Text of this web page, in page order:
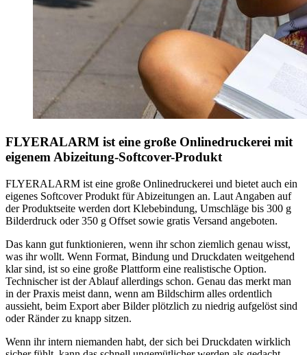
FLYERALARM ist eine große Onlinedruckerei mit
eigenem Abizeitung-Softcover-Produkt
FLYERALARM ist eine große Onlinedruckerei und bietet auch ein
eigenes Softcover Produkt für Abizeitungen an. Laut Angaben auf
der Produktseite werden dort Klebebindung, Umschläge bis 300 g
Bilderdruck oder 350 g Offset sowie gratis Versand angeboten.
Das kann gut funktionieren, wenn ihr schon ziemlich genau wisst,
was ihr wollt. Wenn Format, Bindung und Druckdaten weitgehend
klar sind, ist so eine große Plattform eine realistische Option.
Technischer ist der Ablauf allerdings schon. Genau das merkt man
in der Praxis meist dann, wenn am Bildschirm alles ordentlich
aussieht, beim Export aber Bilder plötzlich zu niedrig aufgelöst sind
oder Ränder zu knapp sitzen.
Wenn ihr intern niemanden habt, der sich bei Druckdaten wirklich